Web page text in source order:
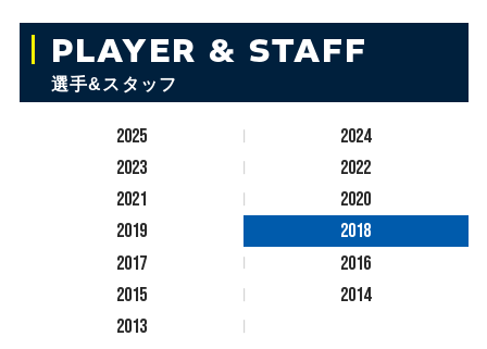
PLAYER & STAFF
選手&スタッフ
2025
2024
2023
2022
2021
2020
2019
2018
2017
2016
2015
2014
2013